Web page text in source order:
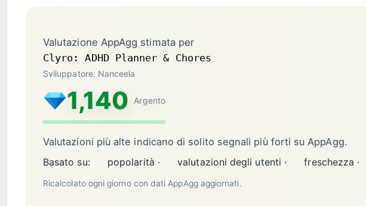
Valutazione AppAgg stimata per
Clyro: ADHD Planner & Chores
Sviluppatore: Nanceela
1,140Argento
Valutazioni più alte indicano di solito segnali più forti su AppAgg.
Basato su:
popolarità · valutazioni degli utenti · freschezza ·
Ricalcolato ogni giorno con dati AppAgg aggiornati.